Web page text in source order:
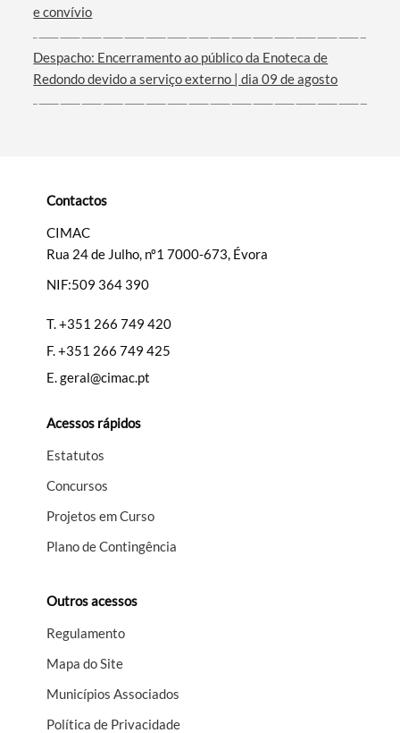
Categorias gerais
e convívio
Despacho: Encerramento ao público da Enoteca de
Redondo devido a serviço externo | dia 09 de agosto
Contactos
CIMAC
Rua 24 de Julho, nº1 7000-673, Évora
NIF:509 364 390
T.+351 266 749 420
F.+351 266 749 425
E.geral@cimac.pt
Acessos rápidos
Estatutos
Concursos
Projetos em Curso
Plano de Contingência
Outros acessos
Regulamento
Mapa do Site
Municípios Associados
Política de Privacidade